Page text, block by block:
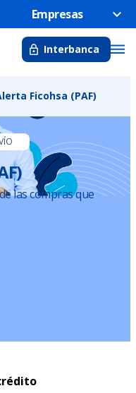
Empresas
Interbanca
Ficohsa (PAF)
las compras que